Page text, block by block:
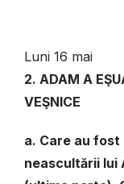
Luni 16 mai
2. ADAM A
VEŞNICE
a. Care au
neascultării lui